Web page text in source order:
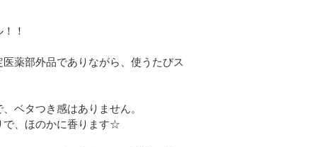
！
薬部外品でありながら、使うたびス
ベタつき感はありません。
で、ほのかに香ります☆